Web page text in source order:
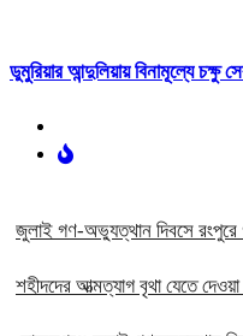
ডুমুরিয়ার আন্দুলিয়ায় বিনামূল্যে চক্ষু
‎জুলাই গণ-অভ্যুত্থান দিবসে রংপুরে
‎শহীদদের আত্মত্যাগ বৃথা যেতে